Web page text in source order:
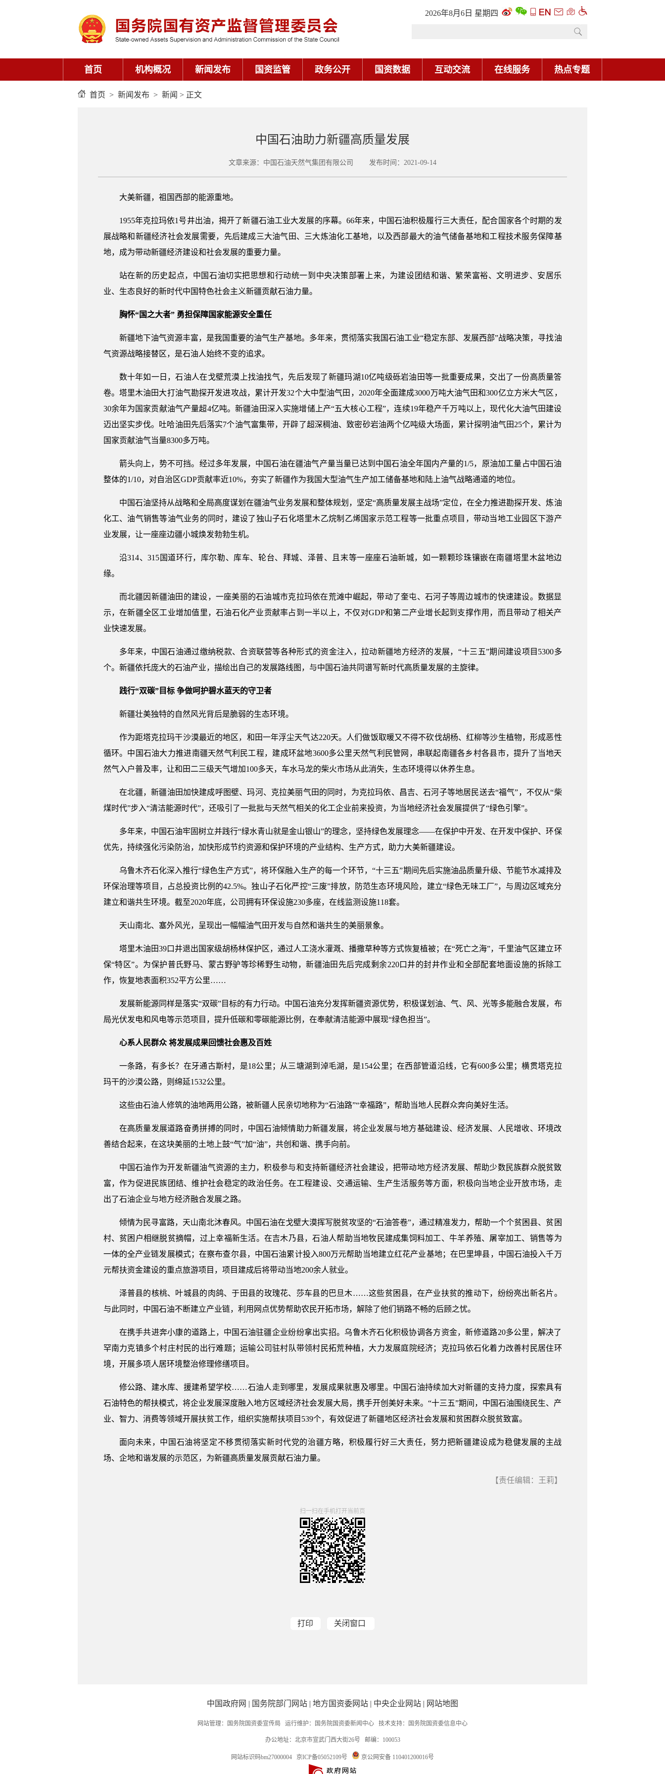
2026年8月6日 星期四
首页 机构概况 新闻发布 国资监管 政务公开 国资数据 互动交流 在线服务 热点专题
首页 > 新闻发布 > 新闻 > 正文
中国石油助力新疆高质量发展
文章来源：中国石油天然气集团有限公司 发布时间：2021-09-14
大美新疆，祖国西部的能源重地。
1955年克拉玛依1号井出油，揭开了新疆石油工业大发展的序幕。66年来，中国石油积极履行三大责任，配合国家各个时期的发
展战略和新疆经济社会发展需要，先后建成三大油气田、三大炼油化工基地，以及西部最大的油气储备基地和工程技术服务保障基
地，成为带动新疆经济建设和社会发展的重要力量。
站在新的历史起点，中国石油切实把思想和行动统一到中央决策部署上来，为建设团结和谐、繁荣富裕、文明进步、安居乐
业、生态良好的新时代中国特色社会主义新疆贡献石油力量。
胸怀“国之大者” 勇担保障国家能源安全重任
新疆地下油气资源丰富，是我国重要的油气生产基地。多年来，贯彻落实我国石油工业“稳定东部、发展西部”战略决策，寻找油
气资源战略接替区，是石油人始终不变的追求。
数十年如一日，石油人在戈壁荒漠上找油找气，先后发现了新疆玛湖10亿吨级砾岩油田等一批重要成果，交出了一份高质量答
卷。塔里木油田大打油气勘探开发进攻战，累计开发32个大中型油气田，2020年全面建成3000万吨大油气田和300亿立方米大气区，
30余年为国家贡献油气产量超4亿吨。新疆油田深入实施增储上产“五大核心工程”，连续19年稳产千万吨以上，现代化大油气田建设
迈出坚实步伐。吐哈油田先后落实7个油气富集带，开辟了超深稠油、致密砂岩油两个亿吨级大场面，累计探明油气田25个，累计为
国家贡献油气当量8300多万吨。
箭头向上，势不可挡。经过多年发展，中国石油在疆油气产量当量已达到中国石油全年国内产量的1/5，原油加工量占中国石油
整体的1/10，对自治区GDP贡献率近10%，夯实了新疆作为我国大型油气生产加工储备基地和陆上油气战略通道的地位。
中国石油坚持从战略和全局高度谋划在疆油气业务发展和整体规划，坚定“高质量发展主战场”定位，在全力推进勘探开发、炼油
化工、油气销售等油气业务的同时，建设了独山子石化塔里木乙烷制乙烯国家示范工程等一批重点项目，带动当地工业园区下游产
业发展，让一座座边疆小城焕发勃勃生机。
沿314、315国道环行，库尔勒、库车、轮台、拜城、泽普、且末等一座座石油新城，如一颗颗珍珠镶嵌在南疆塔里木盆地边
缘。
而北疆因新疆油田的建设，一座美丽的石油城市克拉玛依在荒滩中崛起，带动了奎屯、石河子等周边城市的快速建设。数据显
示，在新疆全区工业增加值里，石油石化产业贡献率占到一半以上，不仅对GDP和第二产业增长起到支撑作用，而且带动了相关产
业快速发展。
多年来，中国石油通过缴纳税款、合资联营等各种形式的资金注入，拉动新疆地方经济的发展，“十三五”期间建设项目5300多
个。新疆依托庞大的石油产业，描绘出自己的发展路线图，与中国石油共同谱写新时代高质量发展的主旋律。
践行“双碳”目标 争做呵护碧水蓝天的守卫者
新疆壮美独特的自然风光背后是脆弱的生态环境。
作为距塔克拉玛干沙漠最近的地区，和田一年浮尘天气达220天。人们做饭取暖又不得不砍伐胡杨、红柳等沙生植物，形成恶性
循环。中国石油大力推进南疆天然气利民工程，建成环盆地3600多公里天然气利民管网，串联起南疆各乡村各县市，提升了当地天
然气入户普及率，让和田二三级天气增加100多天，车水马龙的柴火市场从此消失，生态环境得以休养生息。
在北疆，新疆油田加快建成呼图壁、玛河、克拉美丽气田的同时，为克拉玛依、昌吉、石河子等地居民送去“福气”，不仅从“柴
煤时代”步入“清洁能源时代”，还吸引了一批批与天然气相关的化工企业前来投资，为当地经济社会发展提供了“绿色引擎”。
多年来，中国石油牢固树立并践行“绿水青山就是金山银山”的理念，坚持绿色发展理念——在保护中开发、在开发中保护、环保
优先，持续强化污染防治，加快形成节约资源和保护环境的产业结构、生产方式，助力大美新疆建设。
乌鲁木齐石化深入推行“绿色生产方式”，将环保融入生产的每一个环节，“十三五”期间先后实施油品质量升级、节能节水减排及
环保治理等项目，占总投资比例的42.5%。独山子石化严控“三废”排放，防范生态环境风险，建立“绿色无味工厂”，与周边区域充分
建立和谐共生环境。截至2020年底，公司拥有环保设施230多座，在线监测设施118套。
天山南北、塞外风光，呈现出一幅幅油气田开发与自然和谐共生的美丽景象。
塔里木油田39口井退出国家级胡杨林保护区，通过人工浇水灌溉、播撒草种等方式恢复植被；在“死亡之海”，千里油气区建立环
保“特区”。为保护普氏野马、蒙古野驴等珍稀野生动物，新疆油田先后完成剩余220口井的封井作业和全部配套地面设施的拆除工
作，恢复地表面积352平方公里……
发展新能源同样是落实“双碳”目标的有力行动。中国石油充分发挥新疆资源优势，积极谋划油、气、风、光等多能融合发展，布
局光伏发电和风电等示范项目，提升低碳和零碳能源比例，在奉献清洁能源中展现“绿色担当”。
心系人民群众 将发展成果回馈社会惠及百姓
一条路，有多长？在牙通古斯村，是18公里；从三塘湖到淖毛湖，是154公里；在西部管道沿线，它有600多公里；横贯塔克拉
玛干的沙漠公路，则绵延1532公里。
这些由石油人修筑的油地两用公路，被新疆人民亲切地称为“石油路”“幸福路”，帮助当地人民群众奔向美好生活。
在高质量发展道路奋勇拼搏的同时，中国石油倾情助力新疆发展，将企业发展与地方基础建设、经济发展、人民增收、环境改
善结合起来，在这块美丽的土地上鼓“气”加“油”，共创和谐、携手向前。
中国石油作为开发新疆油气资源的主力，积极参与和支持新疆经济社会建设，把带动地方经济发展、帮助少数民族群众脱贫致
富，作为促进民族团结、维护社会稳定的政治任务。在工程建设、交通运输、生产生活服务等方面，积极向当地企业开放市场，走
出了石油企业与地方经济融合发展之路。
倾情为民寻富路，天山南北沐春风。中国石油在戈壁大漠挥写脱贫攻坚的“石油答卷”，通过精准发力，帮助一个个贫困县、贫困
村、贫困户相继脱贫摘帽，过上幸福新生活。在吉木乃县，石油人帮助当地牧民建成集饲料加工、牛羊养殖、屠宰加工、销售等为
一体的全产业链发展模式；在察布查尔县，中国石油累计投入800万元帮助当地建立红花产业基地；在巴里坤县，中国石油投入千万
元帮扶资金建设的重点旅游项目，项目建成后将带动当地200余人就业。
泽普县的核桃、叶城县的肉鸽、于田县的玫瑰花、莎车县的巴旦木……这些贫困县，在产业扶贫的推动下，纷纷亮出新名片。
与此同时，中国石油不断建立产业链，利用网点优势帮助农民开拓市场，解除了他们销路不畅的后顾之忧。
在携手共进奔小康的道路上，中国石油驻疆企业纷纷拿出实招。乌鲁木齐石化积极协调各方资金，新修道路20多公里，解决了
罕南力克镇多个村庄村民的出行难题；运输公司驻村队带领村民拓荒种植，大力发展庭院经济；克拉玛依石化着力改善村民居住环
境，开展多项人居环境整治修理修缮项目。
修公路、建水库、援建希望学校……石油人走到哪里，发展成果就惠及哪里。中国石油持续加大对新疆的支持力度，探索具有
石油特色的帮扶模式，将企业发展深度融入地方区域经济社会发展大局，携手开创美好未来。“十三五”期间，中国石油围绕民生、产
业、智力、消费等领域开展扶贫工作，组织实施帮扶项目539个，有效促进了新疆地区经济社会发展和贫困群众脱贫致富。
面向未来，中国石油将坚定不移贯彻落实新时代党的治疆方略，积极履行好三大责任，努力把新疆建设成为稳健发展的主战
场、企地和谐发展的示范区，为新疆高质量发展贡献石油力量。
【责任编辑：王莉】
扫一扫在手机打开当前页
打印 关闭窗口